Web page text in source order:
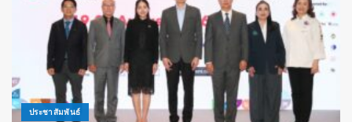
ประชาสัมพันธ์